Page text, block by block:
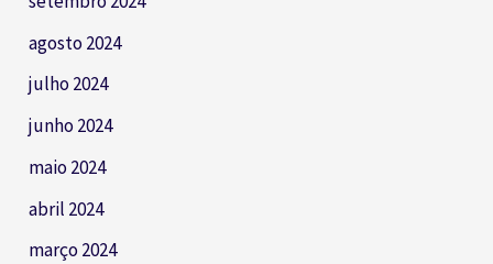
agosto 2024
julho 2024
junho 2024
maio 2024
abril 2024
março 2024